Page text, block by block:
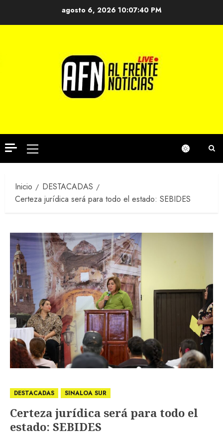
agosto 6, 2026 10:07:40 PM
Menú
principal
Inicio
DESTACADAS
Certeza jurídica será para todo el estado: SEBIDES
DESTACADAS SINALOA SUR
Certeza jurídica será para todo el
estado: SEBIDES